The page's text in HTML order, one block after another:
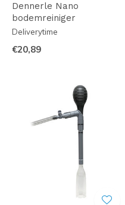
Dennerle Nano
bodemreiniger
Deliverytime
€20,89